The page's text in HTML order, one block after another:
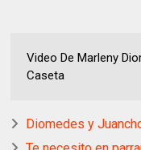
Video De Marleny
Caseta
Diomedes y